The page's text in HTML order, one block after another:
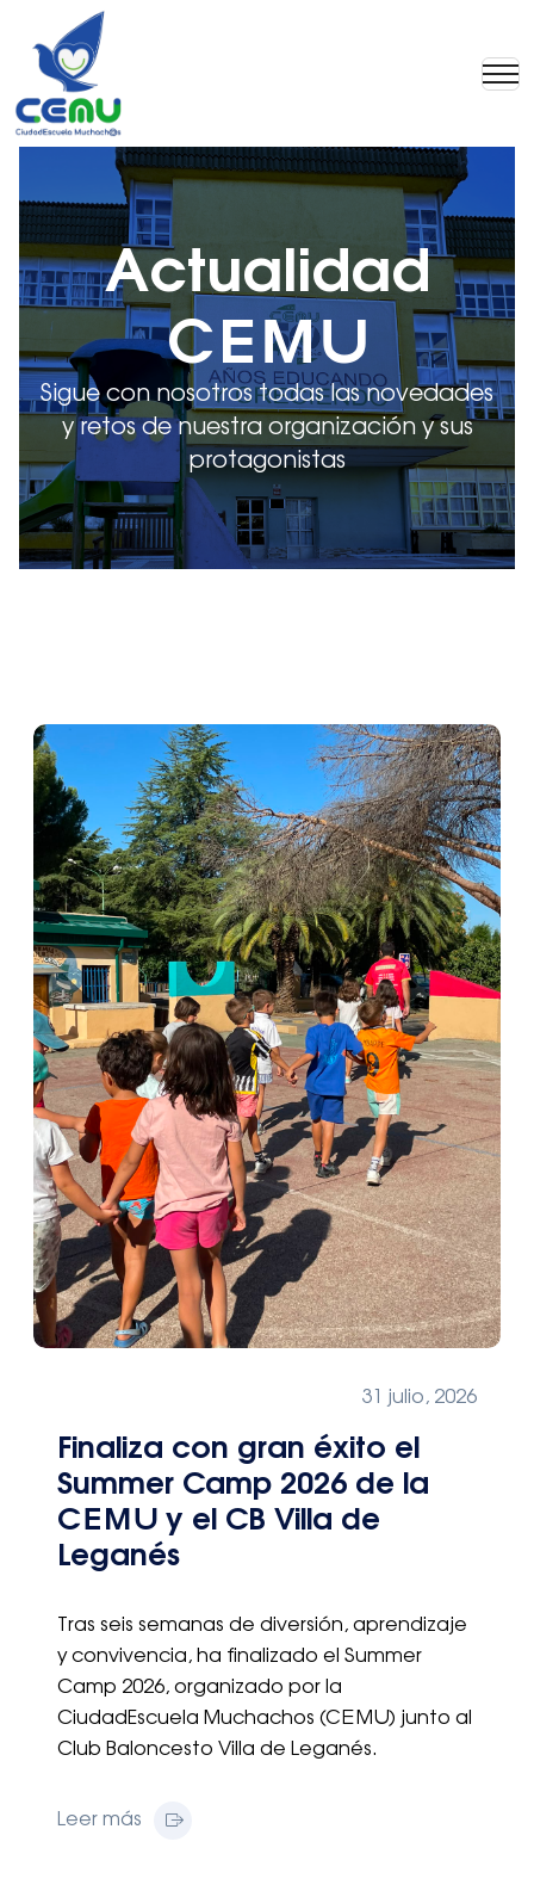
Actualidad
CEMU
Sigue con nosotros todas las novedades
y retos de nuestra organización y sus
protagonistas
31 julio, 2026
Finaliza con gran éxito el
Summer Camp 2026 de la
CEMU y el CB Villa de
Leganés
Tras seis semanas de diversión, aprendizaje
y convivencia, ha finalizado el Summer
Camp 2026, organizado por la
CiudadEscuela Muchachos (CEMU) junto al
Club Baloncesto Villa de Leganés.
Leer más